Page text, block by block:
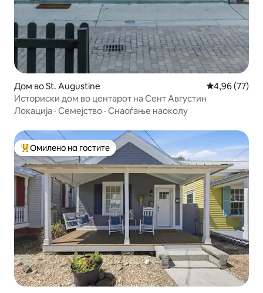
Дом во St. Augustine Просечна
4,96 (77)
Историски дом во центарот на Сент Августин
Локација · Семејство · Снаоѓање наоколу
Меѓу најуспешните „Омилени на гостите“
Омилено на гостите